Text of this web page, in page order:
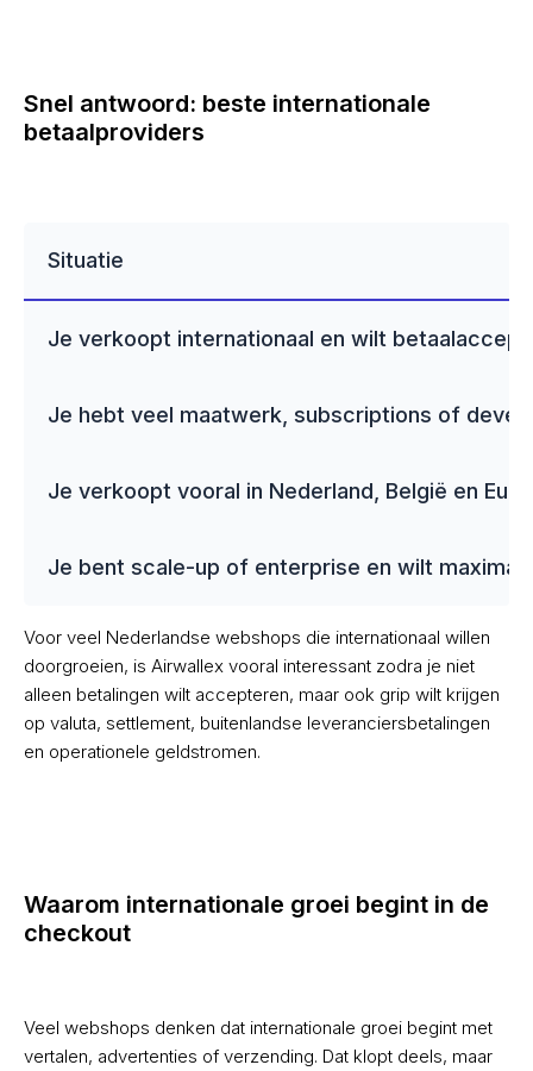
Snel antwoord: beste internationale
betaalproviders
Situatie
Je verkoopt internationaal en wilt
Je hebt veel maatwerk, subscriptions of
Je verkoopt vooral in Nederland, België en
Je bent scale-up of enterprise en wilt
Voor veel Nederlandse webshops die internationaal willen
doorgroeien, is Airwallex vooral interessant zodra je niet
alleen betalingen wilt accepteren, maar ook grip wilt krijgen
op valuta, settlement, buitenlandse leveranciersbetalingen
en operationele geldstromen.
Waarom internationale groei begint in de
checkout
Veel webshops denken dat internationale groei begint met
vertalen, advertenties of verzending. Dat klopt deels, maar